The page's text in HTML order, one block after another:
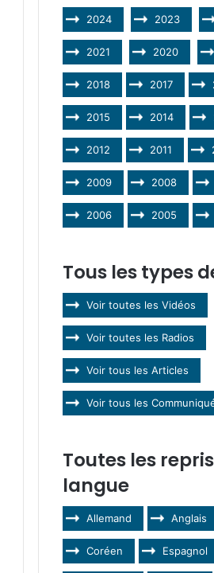
2024 2023
2021 2020
2018 2017
2015 2014
2012 2011
2009 2008
2006 2005
Tous les types
Voir toutes les Vidéos
Voir toutes les Radios
Voir tous les Articles
Voir tous les
Toutes les
langue
Allemand Anglais
Coréen Espagnol